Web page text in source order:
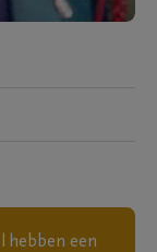
hebben een